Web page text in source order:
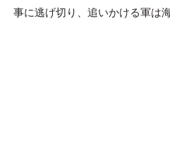
事に逃げ切り、追いかける軍は